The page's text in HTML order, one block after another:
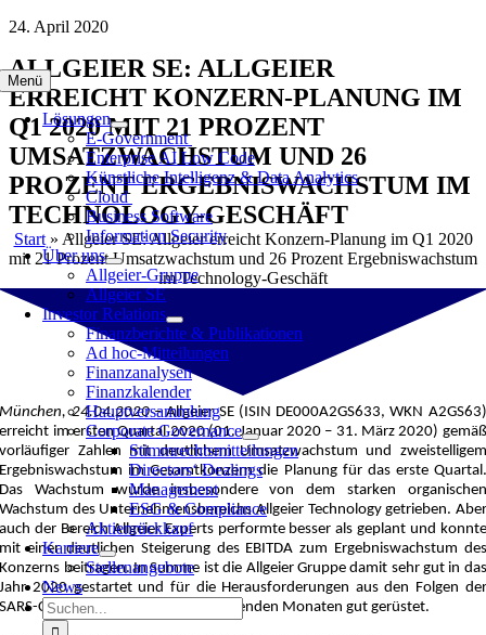
Zum
springen
Menü
Lösungen
E-Government
Enterprise AI Low Code
Künstliche Intelligenz & Data Analytics
Cloud
Business Software
Information Security
Über uns
Allgeier-Gruppe
Allgeier SE
Investor Relations
Finanzberichte & Publikationen
Ad hoc-Mitteilungen
Finanzanalysen
Finanzkalender
Hauptversammlung
Corporate Governance
Stimmrechtsmitteilungen
Directors‘ Dealings
Management
ESG & Compliance
Aktienrückkauf
Karriere
Stellenangebote
News
Suche
nach:
24. April 2020
ALLGEIER SE: ALLGEIER
ERREICHT KONZERN-PLANUNG IM
Q1 2020 MIT 21 PROZENT
UMSATZWACHSTUM UND 26
PROZENT ERGEBNISWACHSTUM IM
TECHNOLOGY-GESCHÄFT
Start» Allgeier SE: Allgeier erreicht Konzern-Planung im Q1 2020
mit 21 Prozent Umsatzwachstum und 26 Prozent Ergebniswachstum
im Technology-Geschäft
München, 24.04.2020 –Allgeier SE (ISIN DE000A2GS633, WKN A2GS63)
erreicht im ersten Quartal 2020 (01. Januar 2020 – 31. März 2020) gemäß
vorläufiger Zahlen mit deutlichem Umsatzwachstum und zweistelligem
Ergebniswachstum im Gesamtkonzern die Planung für das erste Quartal.
Das Wachstum wurde insbesondere von dem starken organischen
Wachstum des Unternehmensbereichs Allgeier Technology getrieben. Aber
auch der Bereich Allgeier Experts performte besser als geplant und konnte
mit einer deutlichen Steigerung des EBITDA zum Ergebniswachstum des
Konzerns beitragen. In Summe ist die Allgeier Gruppe damit sehr gut in das
Jahr 2020 gestartet und für die Herausforderungen aus den Folgen der
SARS-CoV-2-Pandemie in den kommenden Monaten gut gerüstet.